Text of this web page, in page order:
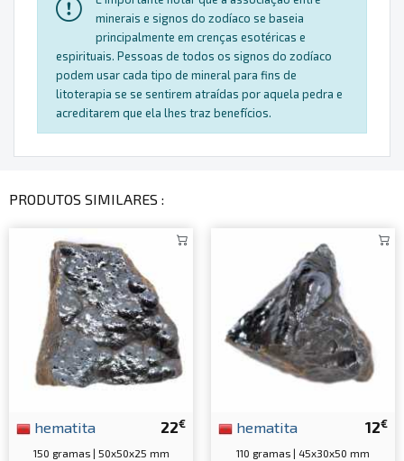
minerais e signos do zodíaco se baseia
principalmente em crenças esotéricas e
espirituais. Pessoas de todos os signos do zodíaco
podem usar cada tipo de mineral para fins de
litoterapia se se sentirem atraídas por aquela pedra e
acreditarem que ela lhes traz benefícios.
PRODUTOS SIMILARES :
22€
hematita
150 gramas | 50x50x25 mm
12€
hematita
110 gramas | 45x30x50 mm